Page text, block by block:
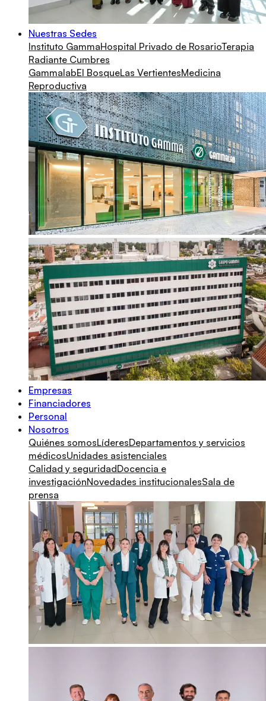
Nuestras Sedes
Instituto GammaHospital Privado de RosarioTerapia
Radiante Cumbres
GammalabEl BosqueLas VertientesMedicina
Reproductiva
Empresas
Financiadores
Personal
Nosotros
Quiénes somosLíderesDepartamentos y servicios
médicosUnidades asistenciales
Calidad y seguridadDocencia e
investigaciónNovedades institucionalesSala de
prensa